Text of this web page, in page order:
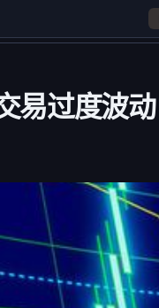
易过度波动